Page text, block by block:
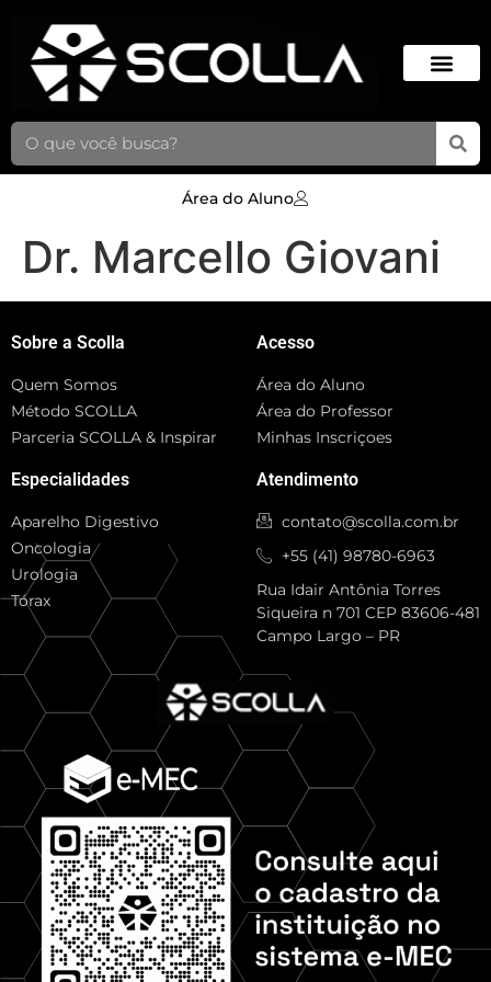
Área do Aluno
Dr. Marcello Giovani
Sobre a Scolla
Quem Somos
Método SCOLLA
Parceria SCOLLA & Inspirar
Especialidades
Aparelho Digestivo
Oncologia
Urologia
Tórax
Acesso
Área do Aluno
Área do Professor
Minhas Inscriçoes
Atendimento
contato@scolla.com.br
+55 (41) 98780-6963
Rua Idair Antônia Torres
Siqueira n 701 CEP 83606-481
Campo Largo – PR